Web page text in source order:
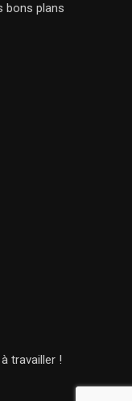
bons plans
travailler !